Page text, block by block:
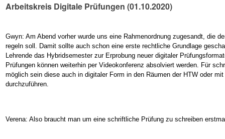
Arbeitskreis Digitale Prüfungen (01.10.2020)
Gwyn: Am Abend vorher wurde uns eine Rahmenordnung zugesandt, die
regeln soll. Damit sollte auch schon eine erste rechtliche Grundlage
Lehrende das Hybridsemester zur Erprobung neuer digitaler
Prüfungen können weiterhin per Videokonferenz absolviert werden. Für
möglich sein diese auch in digitaler Form in den Räumen der HTW oder
durchzuführen.
Verena: Also braucht man um eine schriftliche Prüfung zu schreiben